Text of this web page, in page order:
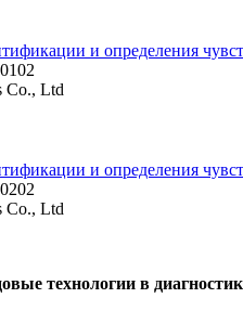
и определения
Co., Ltd
и определения
Co., Ltd
технологии в